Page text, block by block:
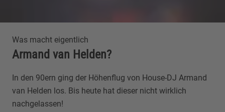
Was macht eigentlich
Armand van Helden?
In den 90ern ging der Höhenflug von House-DJ Armand
van Helden los. Bis heute hat dieser nicht wirklich
nachgelassen!